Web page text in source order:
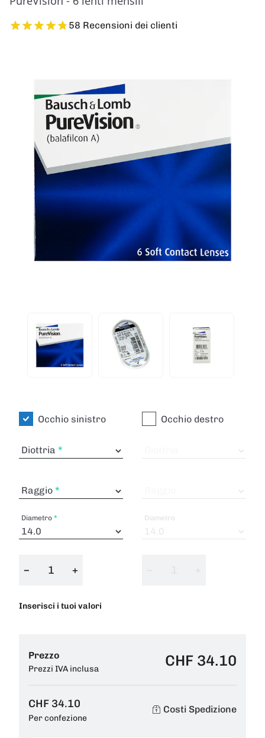
58 Recensioni dei clienti
Occhio sinistro
Diottria
Raggio
Diametro
− +
Inserisci i tuoi valori
Occhio destro
Diametro
Prezzo
Prezzi IVA inclusa CHF 34.10
CHF 34.10
Per confezione
Costi Spedizione